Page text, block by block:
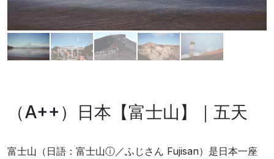
（A++）日本【富士山】｜五天
富士山（日語：富士山ⓘ／ふじさん Fujisan）是日本一座